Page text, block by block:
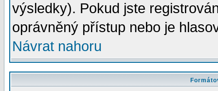
výsledky). Pokud jste
oprávněný přístup nebo je
Návrat nahoru